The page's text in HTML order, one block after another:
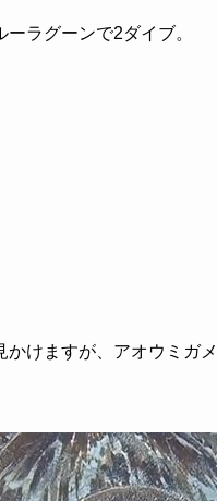
ラグーンで2ダイブ。
けますが、アオウミガ